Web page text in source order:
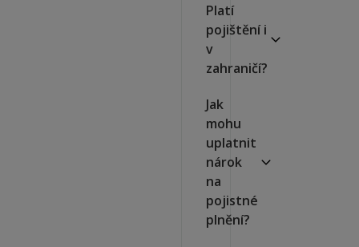
Platí
pojištění i
v
zahraničí?
Jak
mohu
uplatnit
nárok
na
pojistné
plnění?